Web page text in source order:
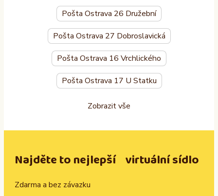
Pošta Ostrava 26 Družební
Pošta Ostrava 27 Dobroslavická
Pošta Ostrava 16 Vrchlického
Pošta Ostrava 17 U Statku
Zobrazit vše
Najděte to nejlepší virtuální sídlo
Zdarma a bez závazku